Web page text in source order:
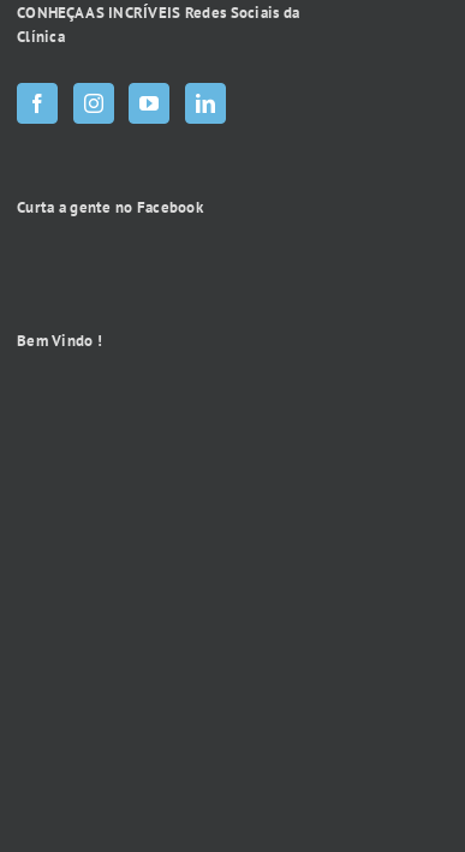
CONHEÇA AS INCRÍVEIS Redes Sociais da
Clínica
Curta a gente no Facebook
Bem Vindo !